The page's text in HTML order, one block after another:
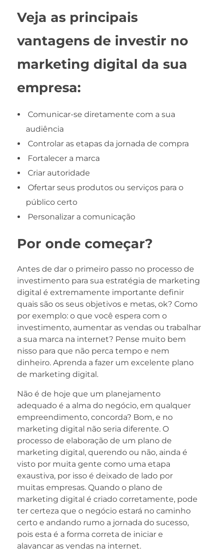
Veja as principais
vantagens de investir no
marketing digital da sua
empresa:
Comunicar-se diretamente com a sua
audiência
Controlar as etapas da jornada de compra
Fortalecer a marca
Criar autoridade
Ofertar seus produtos ou serviços para o
público certo
Personalizar a comunicação
Por onde começar?
Antes de dar o primeiro passo no processo de
investimento para sua estratégia de marketing
digital é extremamente importante definir
quais são os seus objetivos e metas, ok? Como
por exemplo: o que você espera com o
investimento, aumentar as vendas ou trabalhar
a sua marca na internet? Pense muito bem
nisso para que não perca tempo e nem
dinheiro. Aprenda a fazer um excelente plano
de marketing digital.
Não é de hoje que um planejamento
adequado é a alma do negócio, em qualquer
empreendimento, concorda? Bom, e no
marketing digital não seria diferente. O
processo de elaboração de um plano de
marketing digital, querendo ou não, ainda é
visto por muita gente como uma etapa
exaustiva, por isso é deixado de lado por
muitas empresas. Quando o plano de
marketing digital é criado corretamente, pode
ter certeza que o negócio estará no caminho
certo e andando rumo a jornada do sucesso,
pois esta é a forma correta de iniciar e
alavancar as vendas na internet.